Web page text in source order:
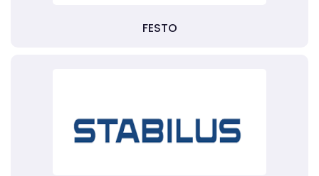
FESTO